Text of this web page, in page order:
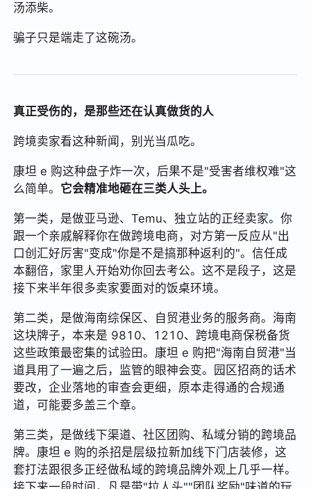
汤添柴。
骗子只是端走了这碗汤。
真正受伤的，是那些还在认真做货的人
跨境卖家看这种新闻，别光当瓜吃。
康坦 e 购这种盘子炸一次，后果不是"受害者维权难"这
么简单。 它会精准地砸在三类人头上。
第一类，是做亚马逊、Temu、独立站的正经卖家。你
跟一个亲戚解释你在做跨境电商，对方第一反应从"出
口创汇好厉害"变成"你是不是搞那种返利的"。信任成
本翻倍，家里人开始劝你回去考公。这不是段子，这是
接下来半年很多卖家要面对的饭桌环境。
第二类，是做海南综保区、自贸港业务的服务商。海南
这块牌子，本来是 9810、1210、跨境电商保税备货
这些政策最密集的试验田。康坦 e 购把"海南自贸港"当
道具用了一遍之后，监管的眼神会变。园区招商的话术
要改，企业落地的审查会更细，原本走得通的合规通
道，可能要多盖三个章。
第三类，是做线下渠道、社区团购、私域分销的跨境品
牌。康坦 e 购的杀招是层级拉新加线下门店装修，这
套打法跟很多正经做私域的跨境品牌外观上几乎一样。